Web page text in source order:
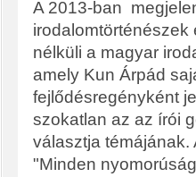
A 2013-ban
nélküli a magyar
amely Kun Árpád
fejlődésregényként
szokatlan az az írói
választja témájának.
"Minden